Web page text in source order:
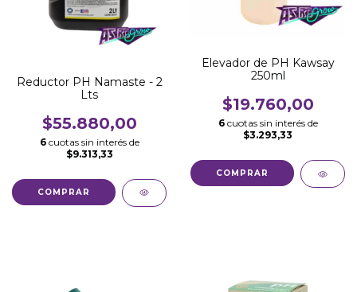
Reductor PH Namaste - 2
Lts
$55.880,00
6 cuotas sin interés de
$9.313,33
Elevador de PH Kawsay
250ml
$19.760,00
6 cuotas sin interés de
$3.293,33